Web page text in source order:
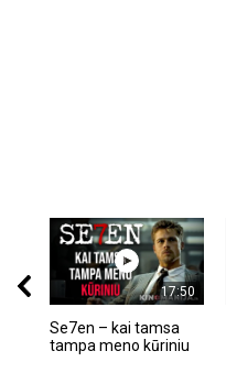
17:50
Se7en – kai tamsa
tampa meno kūriniu